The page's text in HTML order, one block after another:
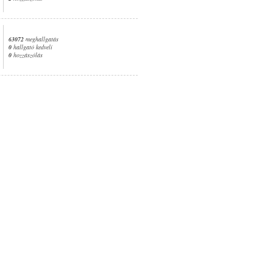
63072 meghallgatás
0 hallgató kedveli
0 hozzászólás